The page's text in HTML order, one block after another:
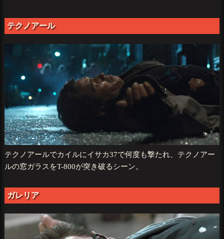
テクノアール
テクノアールでカイルにイサカ37で何度も撃たれ、テクノアー
ルの窓ガラスをT-800が突き破るシーン。
ガレリア